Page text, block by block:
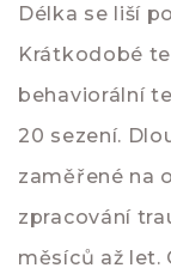
Délka se liší
Krátkodobé
behaviorální
20 sezení.
zaměřené na
zpracování
měsíců až let.